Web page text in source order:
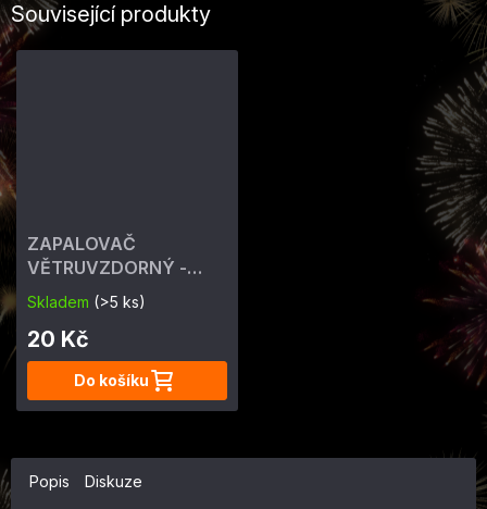
Související produkty
ZAPALOVAČ
VĚTRUVZDORNÝ -
ohňostrojný 4 min
Skladem (>5 ks)
20 Kč
Do košíku
Popis Diskuze